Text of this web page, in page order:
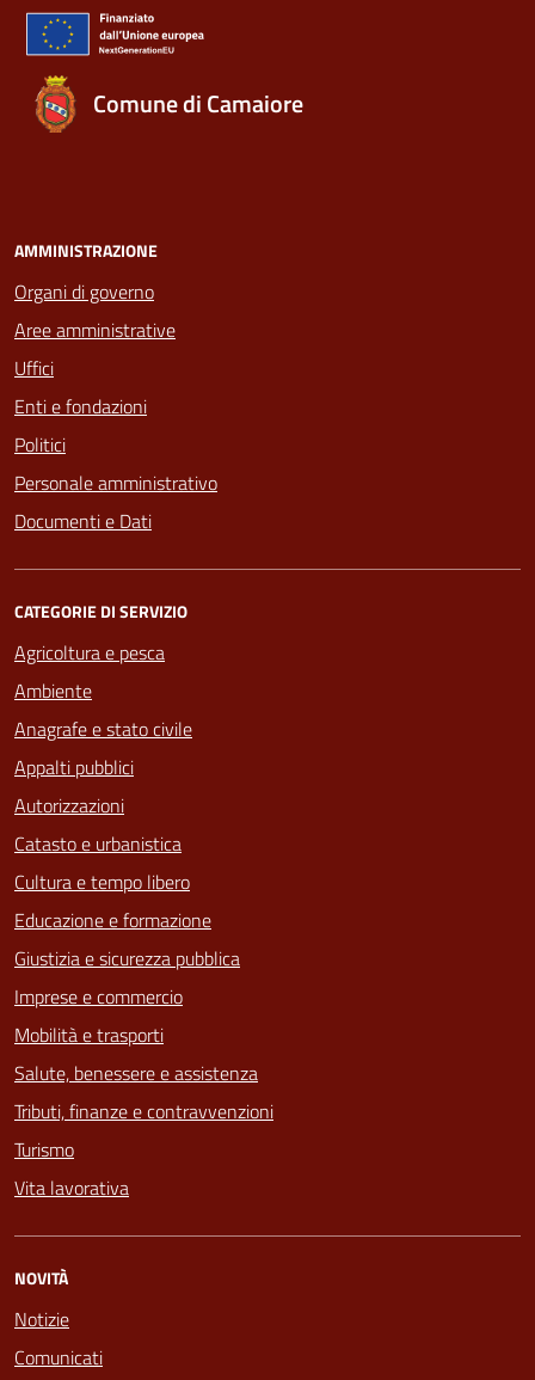
Comune di Camaiore
AMMINISTRAZIONE
Organi di governo
Aree amministrative
Uffici
Enti e fondazioni
Politici
Personale amministrativo
Documenti e Dati
CATEGORIE DI SERVIZIO
Agricoltura e pesca
Ambiente
Anagrafe e stato civile
Appalti pubblici
Autorizzazioni
Catasto e urbanistica
Cultura e tempo libero
Educazione e formazione
Giustizia e sicurezza pubblica
Imprese e commercio
Mobilità e trasporti
Salute, benessere e assistenza
Tributi, finanze e contravvenzioni
Turismo
Vita lavorativa
NOVITÀ
Notizie
Comunicati